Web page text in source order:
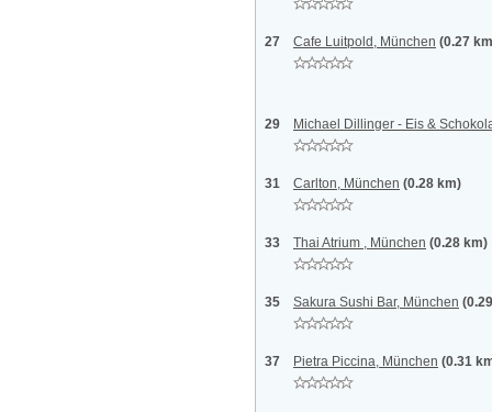
27 Cafe Luitpold, München (0.27
29 Michael Dillinger - Eis &
31 Carlton, München (0.28 km)
33 Thai Atrium , München (0.28 km)
35 Sakura Sushi Bar, München
37 Pietra Piccina, München (0.31